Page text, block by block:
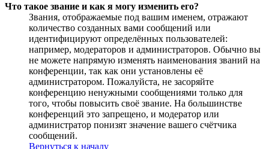
Что такое звание и как я могу изменить его?
Звания, отображаемые под вашим именем, отражают
количество созданных вами сообщений или
идентифицируют определённых пользователей:
например, модераторов и администраторов. Обычно вы
не можете напрямую изменять наименования званий на
конференции, так как они установлены её
администратором. Пожалуйста, не засоряйте
конференцию ненужными сообщениями только для
того, чтобы повысить своё звание. На большинстве
конференций это запрещено, и модератор или
администратор понизят значение вашего счётчика
сообщений.
Вернуться к началу